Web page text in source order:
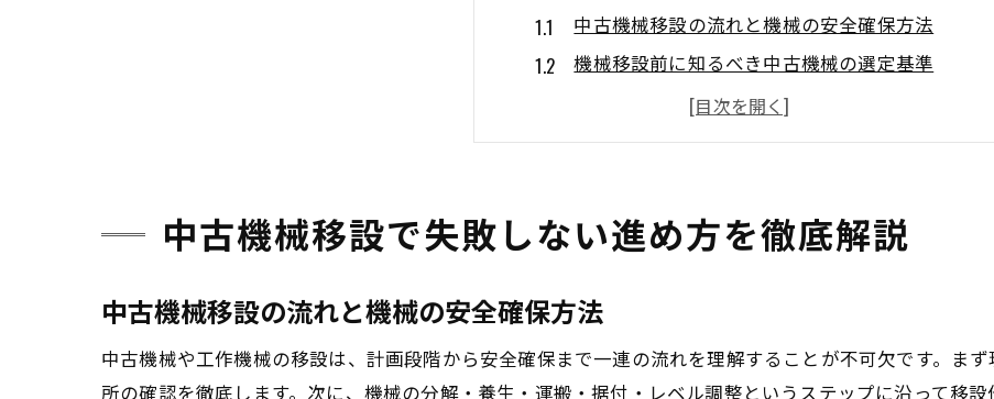
中古機械移設の流れと機械の安全確保方法
機械移設前に知るべき中古機械の選定基準
中古機械移設で起こりやすいトラブル事例
機械移設時の事前準備と現場確認の重要性
効率的な機械移設の秘訣と現場で役立つ知識
機械移設を効率化するための現場ノウハウ
中古機械の運搬計画で押さえるチェック項目
工作機械移設で作業効率を高める工夫とは
機械移設作業で役立つ現場スタッフの連携術
中古機械移設で失敗しない進め方を徹底解説
中古機械移設の流れと機械の安全確保方法
中古機械や工作機械の移設は、計画段階から安全確保まで一連の流れを理解することが不可欠です。ま
所の確認を徹底します。次に、機械の分解・養生・運搬・据付・レベル調整というステップに沿って移設